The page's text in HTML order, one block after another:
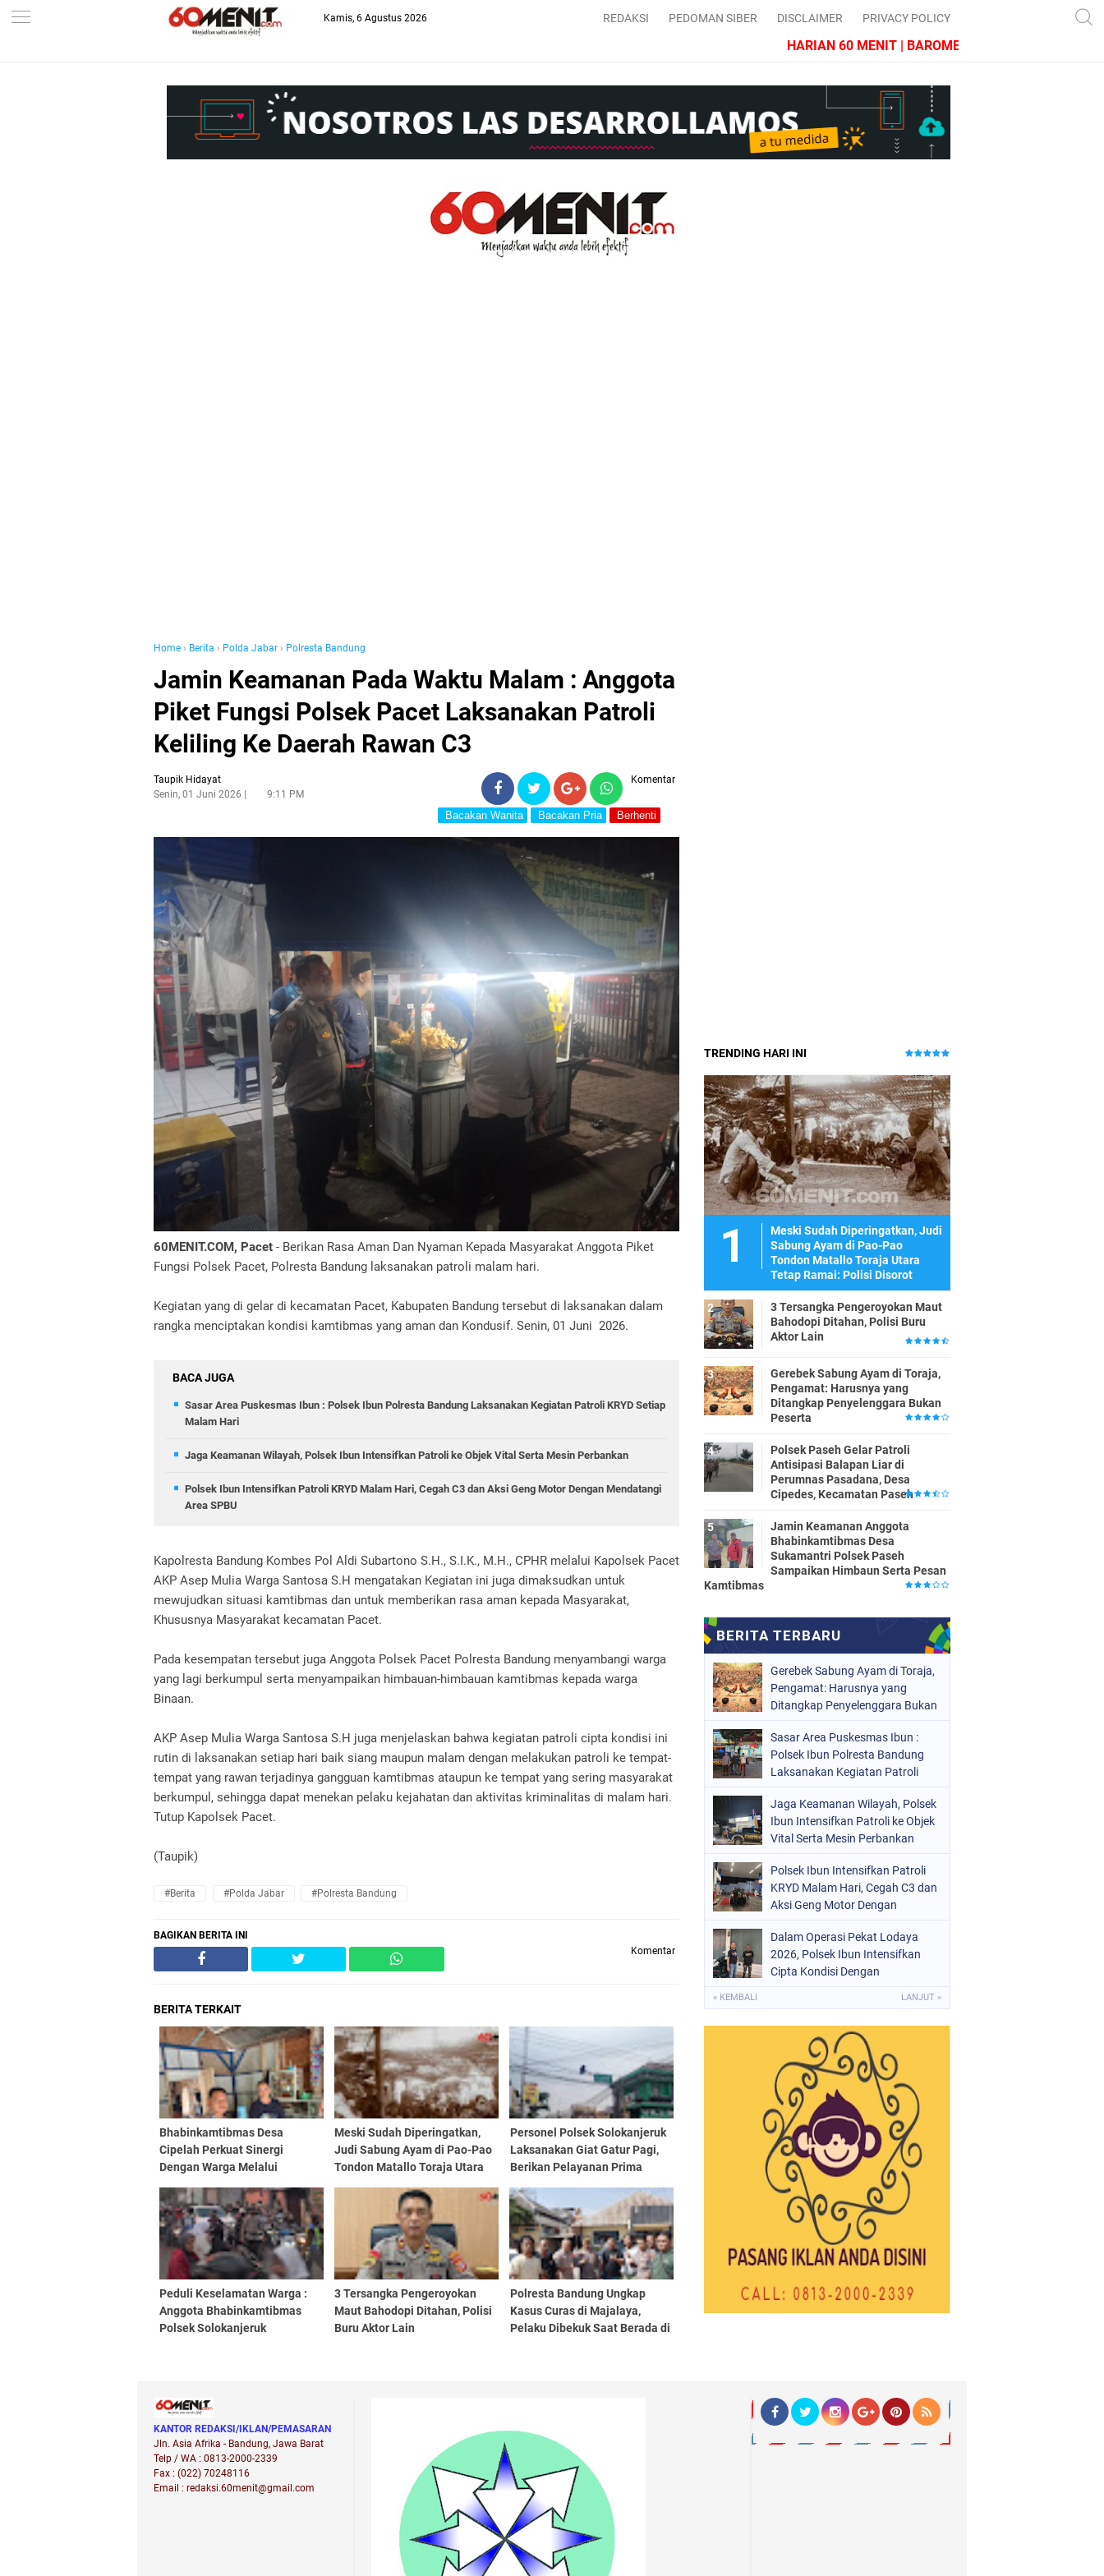
--> Kamis, 6 Agustus 2026 REDAKSI PEDOMAN SIBER DISCLAIMER PRIVACY POLICY
HARIAN 60 MENIT | BAROMETER JAWA BARAT
Home › Berita › Polda Jabar › Polresta Bandung
Jamin Keamanan Pada Waktu Malam : Anggota
Piket Fungsi Polsek Pacet Laksanakan Patroli
Keliling Ke Daerah Rawan C3
Taupik Hidayat
Senin, 01 Juni 2026
9:11 PM
Komentar
Bacakan Wanita Bacakan Pria Berhenti
60MENIT.COM, Pacet - Berikan Rasa Aman Dan Nyaman Kepada Masyarakat Anggota Piket
Fungsi Polsek Pacet, Polresta Bandung laksanakan patroli malam hari.
Kegiatan yang di gelar di kecamatan Pacet, Kabupaten Bandung tersebut di laksanakan dalam
rangka menciptakan kondisi kamtibmas yang aman dan Kondusif. Senin, 01 Juni 2026.
BACA JUGA
Sasar Area Puskesmas Ibun : Polsek Ibun Polresta Bandung Laksanakan Kegiatan Patroli KRYD Setiap
Malam Hari
Jaga Keamanan Wilayah, Polsek Ibun Intensifkan Patroli ke Objek Vital Serta Mesin Perbankan
Polsek Ibun Intensifkan Patroli KRYD Malam Hari, Cegah C3 dan Aksi Geng Motor Dengan Mendatangi
Area SPBU
Kapolresta Bandung Kombes Pol Aldi Subartono S.H., S.I.K., M.H., CPHR melalui Kapolsek Pacet
AKP Asep Mulia Warga Santosa S.H mengatakan Kegiatan ini juga dimaksudkan untuk
mewujudkan situasi kamtibmas dan untuk memberikan rasa aman kepada Masyarakat,
Khususnya Masyarakat kecamatan Pacet.
Pada kesempatan tersebut juga Anggota Polsek Pacet Polresta Bandung menyambangi warga
yang lagi berkumpul serta menyampaikan himbauan-himbauan kamtibmas kepada warga
Binaan.
AKP Asep Mulia Warga Santosa S.H juga menjelaskan bahwa kegiatan patroli cipta kondisi ini
rutin di laksanakan setiap hari baik siang maupun malam dengan melakukan patroli ke tempat-
tempat yang rawan terjadinya gangguan kamtibmas ataupun ke tempat yang sering masyarakat
berkumpul, sehingga dapat menekan pelaku kejahatan dan aktivitas kriminalitas di malam hari.
Tutup Kapolsek Pacet.
(Taupik)
#Berita #Polda Jabar #Polresta Bandung
BAGIKAN BERITA INI
Komentar
BERITA TERKAIT
Bhabinkamtibmas Desa
Cipelah Perkuat Sinergi
Dengan Warga Melalui
Kamtibmas
Meski Sudah Diperingatkan,
Judi Sabung Ayam di Pao-Pao
Tondon Matallo Toraja Utara
Personel Polsek Solokanjeruk
Laksanakan Giat Gatur Pagi,
Berikan Pelayanan Prima
Peduli Keselamatan Warga :
Anggota Bhabinkamtibmas
Polsek Solokanjeruk
3 Tersangka Pengeroyokan
Maut Bahodopi Ditahan, Polisi
Buru Aktor Lain
Polresta Bandung Ungkap
Kasus Curas di Majalaya,
Pelaku Dibekuk Saat Berada di
TRENDING HARI INI
Meski Sudah Diperingatkan, Judi
Sabung Ayam di Pao-Pao
Tondon Matallo Toraja Utara
Tetap Ramai: Polisi Disorot
3 Tersangka Pengeroyokan Maut
Bahodopi Ditahan, Polisi Buru
Aktor Lain
Gerebek Sabung Ayam di Toraja,
Pengamat: Harusnya yang
Ditangkap Penyelenggara Bukan
Peserta
Polsek Paseh Gelar Patroli
Antisipasi Balapan Liar di
Perumnas Pasadana, Desa
Cipedes, Kecamatan Paseh
Jamin Keamanan Anggota
Bhabinkamtibmas Desa
Sukamantri Polsek Paseh
Sampaikan Himbaun Serta Pesan
Kamtibmas
Gerebek Sabung Ayam di Toraja,
Pengamat: Harusnya yang
Ditangkap Penyelenggara Bukan
Sasar Area Puskesmas Ibun :
Polsek Ibun Polresta Bandung
Laksanakan Kegiatan Patroli
Jaga Keamanan Wilayah, Polsek
Ibun Intensifkan Patroli ke Objek
Vital Serta Mesin Perbankan
Polsek Ibun Intensifkan Patroli
KRYD Malam Hari, Cegah C3 dan
Aksi Geng Motor Dengan
Dalam Operasi Pekat Lodaya
2026, Polsek Ibun Intensifkan
Cipta Kondisi Dengan
« KEMBALI LANJUT »
KANTOR REDAKSI/IKLAN/PEMASARAN
Jln. Asia Afrika - Bandung, Jawa Barat
Telp / WA : 0813-2000-2339
Fax : (022) 70248116
Email : redaksi.60menit@gmail.com